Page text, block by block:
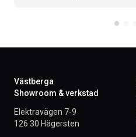
Västberga
Showroom & verkstad
Elektravägen 7-9
126 30 Hägersten